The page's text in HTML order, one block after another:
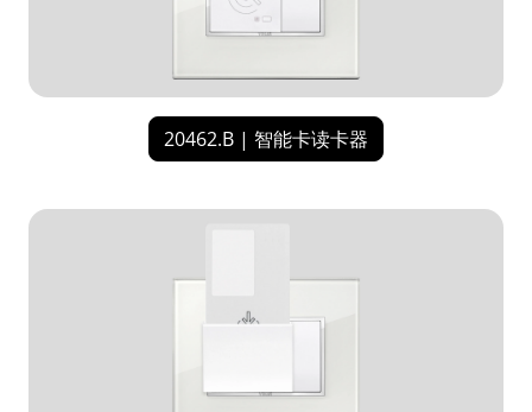
20462.B | 智能卡读卡器